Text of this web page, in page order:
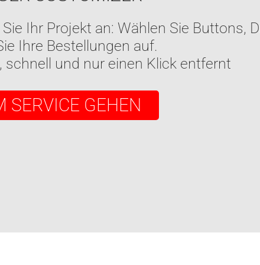
unseren FAST 5-Day-Delivery-Service:
Auswahl an Produkten aus unserem
Lieferung innerhalb von 5 Arbeitstagen
ABSCHICKEN